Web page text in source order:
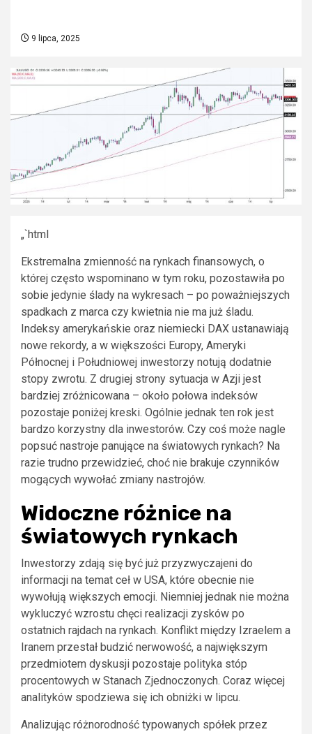
9 lipca, 2025
„`html
Ekstremalna zmienność na rynkach finansowych, o
której często wspominano w tym roku, pozostawiła po
sobie jedynie ślady na wykresach – po poważniejszych
spadkach z marca czy kwietnia nie ma już śladu.
Indeksy amerykańskie oraz niemiecki DAX ustanawiają
nowe rekordy, a w większości Europy, Ameryki
Północnej i Południowej inwestorzy notują dodatnie
stopy zwrotu. Z drugiej strony sytuacja w Azji jest
bardziej zróżnicowana – około połowa indeksów
pozostaje poniżej kreski. Ogólnie jednak ten rok jest
bardzo korzystny dla inwestorów. Czy coś może nagle
popsuć nastroje panujące na światowych rynkach? Na
razie trudno przewidzieć, choć nie brakuje czynników
mogących wywołać zmiany nastrojów.
Widoczne różnice na
światowych rynkach
Inwestorzy zdają się być już przyzwyczajeni do
informacji na temat ceł w USA, które obecnie nie
wywołują większych emocji. Niemniej jednak nie można
wykluczyć wzrostu chęci realizacji zysków po
ostatnich rajdach na rynkach. Konflikt między Izraelem a
Iranem przestał budzić nerwowość, a największym
przedmiotem dyskusji pozostaje polityka stóp
procentowych w Stanach Zjednoczonych. Coraz więcej
analityków spodziewa się ich obniżki w lipcu.
Analizując różnorodność typowanych spółek przez